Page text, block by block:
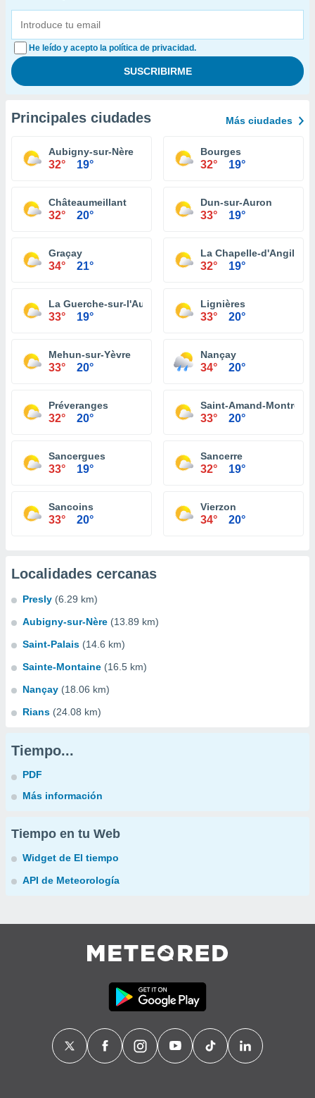
He leído y acepto la política de privacidad.
Principales ciudades Más ciudades
Aubigny-sur-Nère
32° 19°
Bourges
32° 19°
Châteaumeillant
32° 20°
Dun-sur-Auron
33° 19°
Graçay
34° 21°
La Chapelle-d'Angillon
32° 19°
La Guerche-sur-l'Aubois
33° 19°
Lignières
33° 20°
Mehun-sur-Yèvre
33° 20°
Nançay
34° 20°
Préveranges
32° 20°
Saint-Amand-Montrond
33° 20°
Sancergues
33° 19°
Sancerre
32° 19°
Sancoins
33° 20°
Vierzon
34° 20°
Localidades cercanas
Presly (6.29 km)
Aubigny-sur-Nère (13.89 km)
Saint-Palais (14.6 km)
Sainte-Montaine (16.5 km)
Nançay (18.06 km)
Rians (24.08 km)
Tiempo...
PDF
Más información
Tiempo en tu Web
Widget de El tiempo
API de Meteorología